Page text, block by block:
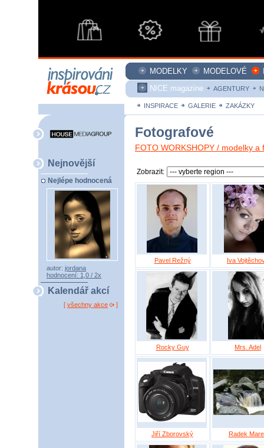
MODELKY MODELOVÉ
NICE magazine
AGENTURY
INSPIRACE GALERIE ZAKÁZKY
Nejnovější
Nejlépe hodnocená
autor: jordana
hodnocení: 1,0 / 2x
Kalendář akcí
[ všechny akce ]
Fotografové
FOTO WORKSHOPY / modelky
Zobrazit:
Pavel Režný Iva
Rocky Guy Mrs. Adel
Jiří Zborovský Radek